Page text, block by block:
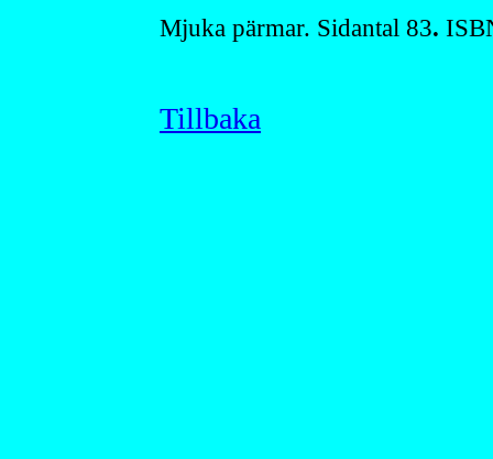
Mjuka pärmar. Sidantal 83.
Tillbaka